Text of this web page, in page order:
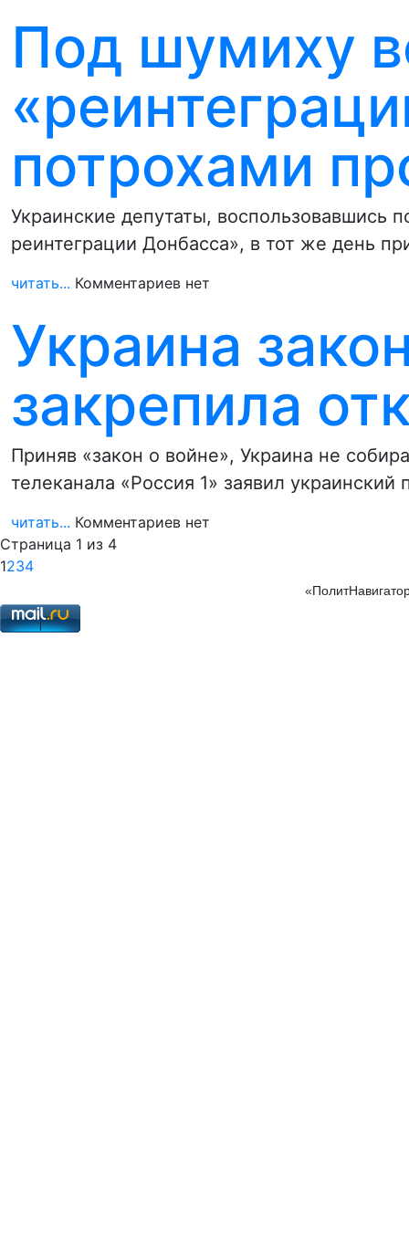
Под шумиху
потрохами
Украинские депутаты,
реинтеграции Донбасса», в тот же день
читать... Комментариев нет
Украина
закрепила
Приняв «закон о войне», Украина не
телеканала «Россия 1» заявил украинский
читать... Комментариев нет
Страница 1 из 4
1234